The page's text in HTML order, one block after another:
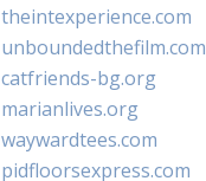
theintexperience.com
unboundedthefilm.com
catfriends-bg.org
marianlives.org
waywardtees.com
pidfloorsexpress.com